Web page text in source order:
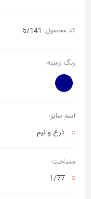
کد محصول: 5/141
رنگ زمینه:
اسم سایز:
ذرع‌ و نیم
مساحت:
1/77